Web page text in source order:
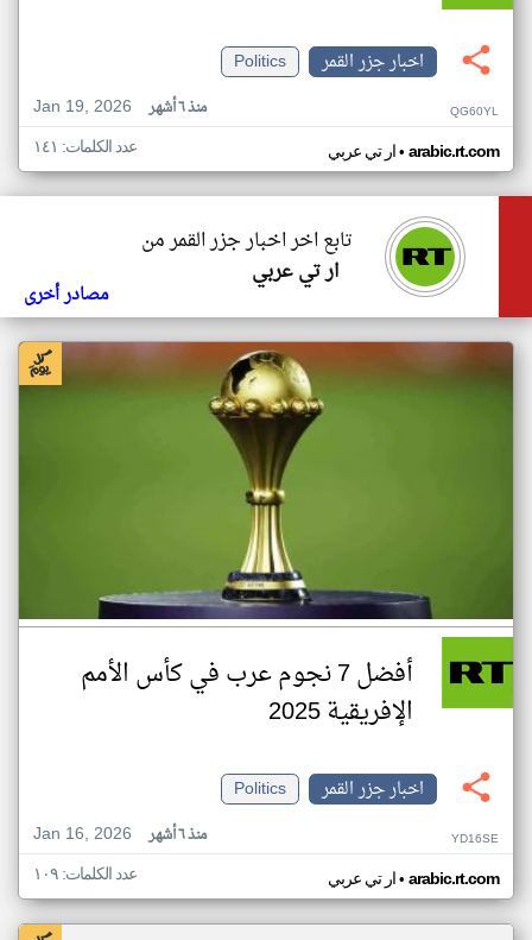
اخبار جزر القمر
Politics
Jan 19, 2026
منذ ٦ أشهر QG60YL
ار تي عربي• arabic.rt.com عدد الكلمات: ١٤١
تابع اخر اخبار جزر القمر من
ار تي عربي
مصادر أخرى
أفضل 7 نجوم عرب في كأس الأمم
الإفريقية 2025
اخبار جزر القمر
Politics
Jan 16, 2026
منذ ٦ أشهر YD16SE
ار تي عربي• arabic.rt.com عدد الكلمات: ١٠٩